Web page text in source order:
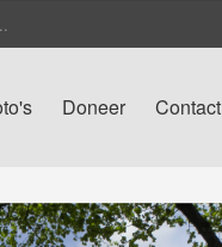
Doneer Contact